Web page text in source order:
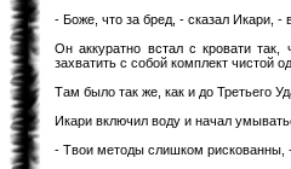
- Боже, что за бред, - сказал Икари, -
Он аккуратно встал с кровати
захватить с собой комплект чистой
Там было так же, как и до Третьего
Икари включил воду и начал
- Твои методы слишком рискованны,